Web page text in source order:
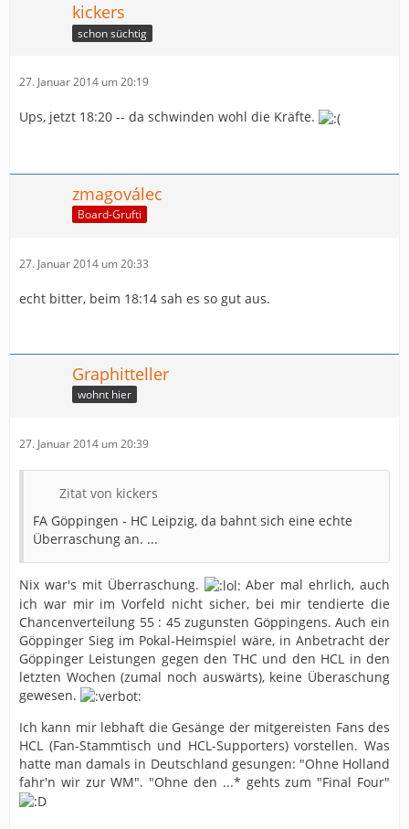
kickers
schon süchtig
27. Januar 2014 um 20:19
Ups, jetzt 18:20 -- da schwinden wohl die Kräfte.
zmagoválec
Board-Grufti
27. Januar 2014 um 20:33
echt bitter, beim 18:14 sah es so gut aus.
Graphitteller
wohnt hier
27. Januar 2014 um 20:39
Zitat von kickers
FA Göppingen - HC Leipzig, da bahnt sich eine echte
Überraschung an. ...
Nix war's mit Überraschung.
Aber mal ehrlich, auch
ich war mir im Vorfeld nicht sicher, bei mir tendierte die
Chancenverteilung 55 : 45 zugunsten Göppingens. Auch ein
Göppinger Sieg im Pokal-Heimspiel wäre, in Anbetracht der
Göppinger Leistungen gegen den THC und den HCL in den
letzten Wochen (zumal noch auswärts), keine Überaschung
gewesen.
Ich kann mir lebhaft die Gesänge der mitgereisten Fans des
HCL (Fan-Stammtisch und HCL-Supporters) vorstellen. Was
hatte man damals in Deutschland gesungen: "Ohne Holland
fahr'n wir zur WM". "Ohne den ...* gehts zum "Final Four"